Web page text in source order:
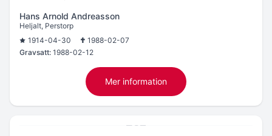
Hans Arnold Andreasson
Heljalt, Perstorp
1914-04-30
1988-02-07
Gravsatt: 1988-02-12
Mer information